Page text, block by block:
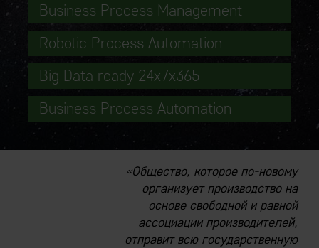
Business Process Management
Robotic Process Automation
Big Data ready 24x7x365
Business Process Automation
«Общество, которое по-новому
организует производство на
основе свободной и равной
ассоциации производителей,
отправит всю государственную